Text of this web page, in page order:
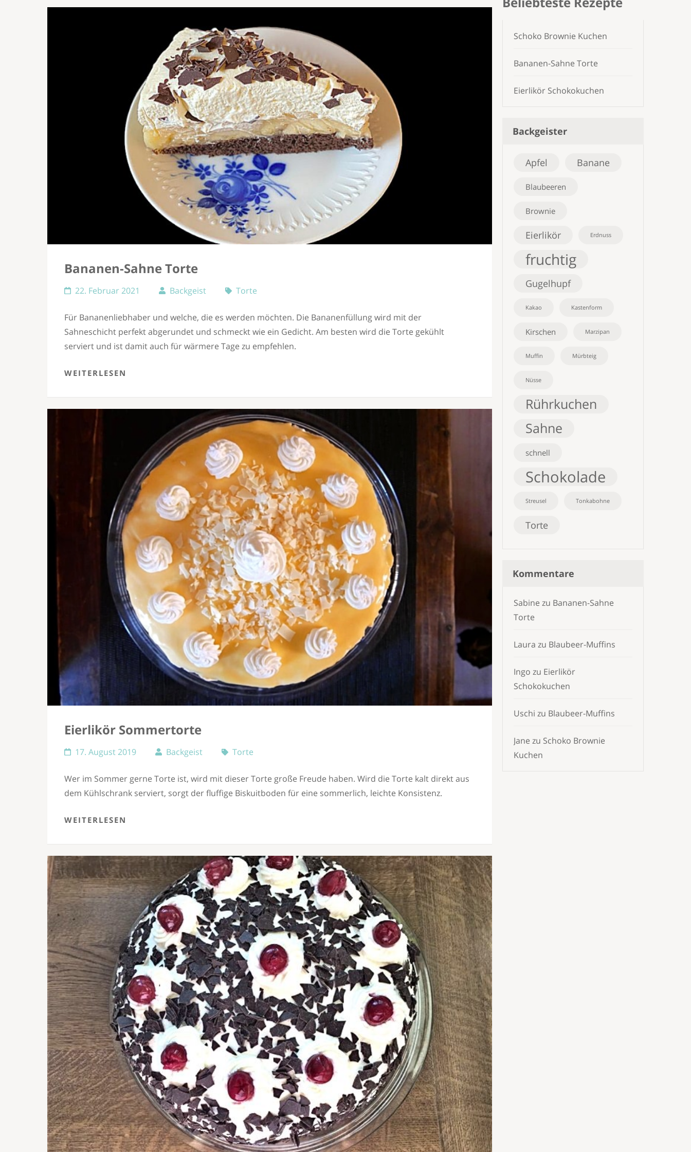
Bananen-Sahne Torte
22. Februar 2021 Backgeist Torte
Für Bananenliebhaber und welche, die es werden möchten. Die Bananenfüllung wird mit der
Sahneschicht perfekt abgerundet und schmeckt wie ein Gedicht. Am besten wird die Torte gekühlt
serviert und ist damit auch für wärmere Tage zu empfehlen.
WEITERLESEN
Eierlikör Sommertorte
17. August 2019 Backgeist Torte
Wer im Sommer gerne Torte ist, wird mit dieser Torte große Freude haben. Wird die Torte kalt direkt aus
dem Kühlschrank serviert, sorgt der fluffige Biskuitboden für eine sommerlich, leichte Konsistenz.
WEITERLESEN
Schoko Brownie Kuchen
Bananen-Sahne Torte
Eierlikör Schokokuchen
Backgeister
Apfel Banane
Blaubeeren
Brownie
Eierlikör Erdnuss
fruchtig
Gugelhupf
Kakao Kastenform
Kirschen Marzipan
Muffin Mürbteig
Nüsse
Rührkuchen
Sahne
schnell
Schokolade
Streusel Tonkabohne
Torte
Kommentare
Sabine zu Bananen-Sahne
Torte
Laura zu Blaubeer-Muffins
Ingo zu Eierlikör
Schokokuchen
Uschi zu Blaubeer-Muffins
Jane zu Schoko Brownie
Kuchen